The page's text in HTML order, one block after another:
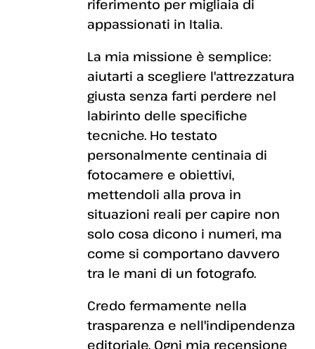
riferimento per migliaia di
appassionati in Italia.
La mia missione è semplice:
aiutarti a scegliere l'attrezzatura
giusta senza farti perdere nel
labirinto delle specifiche
tecniche. Ho testato
personalmente centinaia di
fotocamere e obiettivi,
mettendoli alla prova in
situazioni reali per capire non
solo cosa dicono i numeri, ma
come si comportano davvero
tra le mani di un fotografo.
Credo fermamente nella
trasparenza e nell'indipendenza
editoriale. Ogni mia recensione